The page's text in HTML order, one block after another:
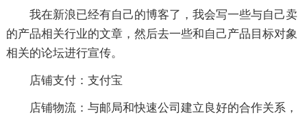
我在新浪已经有自己的博客了，我会写一些与自己卖
的产品相关行业的文章，然后去一些和自己产品目标对象
相关的论坛进行宣传。
店铺支付：支付宝
店铺物流：与邮局和快速公司建立良好的合作关系，